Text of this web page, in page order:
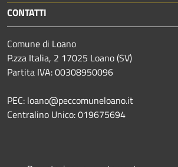
CONTATTI
Comune di Loano
P.zza Italia, 2 17025 Loano (SV)
Partita IVA: 00308950096
PEC: loano@peccomuneloano.it
Centralino Unico: 019675694